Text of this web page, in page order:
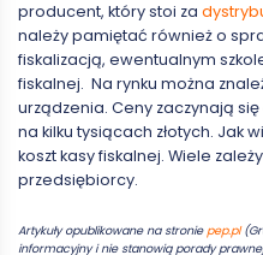
producent, który stoi za
należy pamiętać również o
fiskalizacją, ewentualnym
fiskalnej. Na rynku można
urządzenia. Ceny zaczynają się
na kilku tysiącach złotych. Jak
koszt kasy fiskalnej. Wiele
przedsiębiorcy.
Artykuły opublikowane na stroniepep.pl
informacyjny i nie stanowią porady